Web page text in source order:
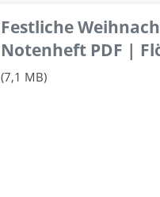
Festliche
Notenheft PDF |
(7,1 MB)